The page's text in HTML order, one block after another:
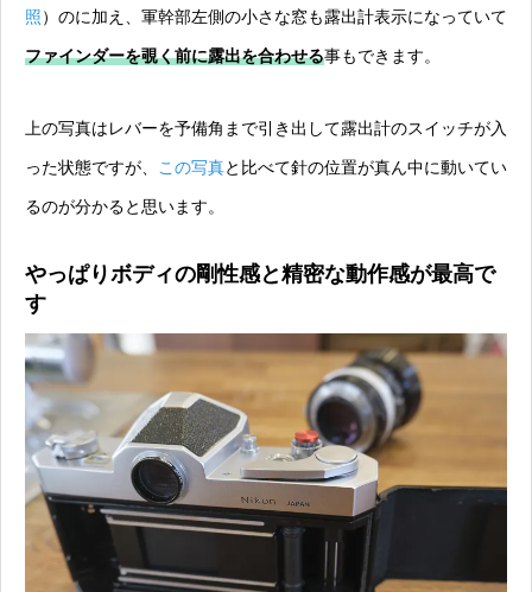
照）のに加え、軍幹部左側の小さな窓も露出計表示になっていて
ファインダーを覗く前に露出を合わせる事もできます。
上の写真はレバーを予備角まで引き出して露出計のスイッチが入
った状態ですが、 この写真と比べて針の位置が真ん中に動いてい
るのが分かると思います。
やっぱりボディの剛性感と精密な動作感が最高で
す